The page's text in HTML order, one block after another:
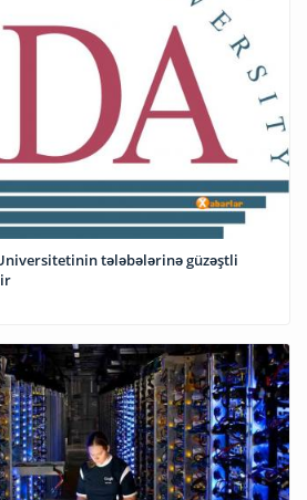
tələbələrinə güzəştli